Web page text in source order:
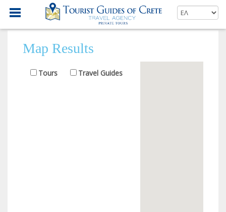
Map Results
Tours Travel Guides